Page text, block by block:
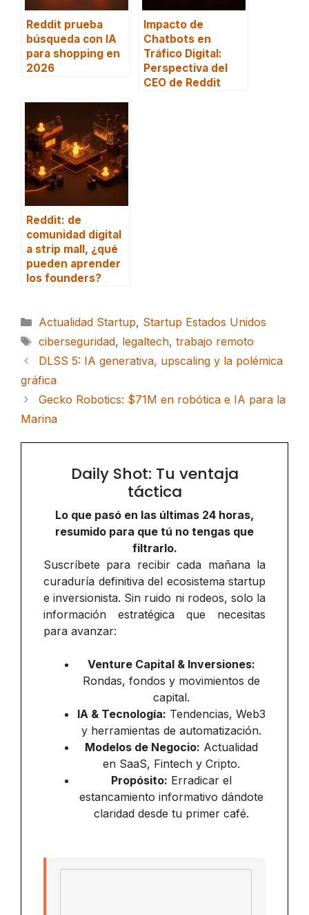
Reddit prueba
búsqueda con IA
para shopping en
2026
Impacto de
Chatbots en
Tráfico Digital:
Perspectiva del
CEO de Reddit
Reddit: de
comunidad digital
a strip mall, ¿qué
pueden aprender
los founders?
Categorías
Actualidad Startup, Startup Estados Unidos
Etiquetas
ciberseguridad, legaltech, trabajo remoto
DLSS 5: IA generativa, upscaling y la polémica
gráfica
Gecko Robotics: $71M en robótica e IA para la
Marina
Daily Shot: Tu ventaja
táctica
Lo que pasó en las últimas 24 horas,
resumido para que tú no tengas que
filtrarlo.
Suscríbete para recibir cada mañana la
curaduría definitiva del ecosistema startup
e inversionista. Sin ruido ni rodeos, solo la
información estratégica que necesitas
para avanzar:
Venture Capital & Inversiones:
Rondas, fondos y movimientos de
capital.
IA & Tecnología: Tendencias, Web3
y herramientas de automatización.
Modelos de Negocio: Actualidad
en SaaS, Fintech y Cripto.
Propósito: Erradicar el
estancamiento informativo dándote
claridad desde tu primer café.